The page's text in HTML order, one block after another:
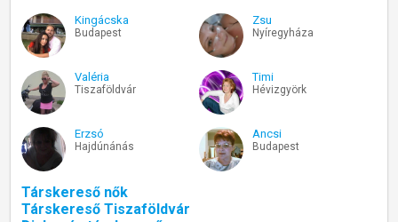
Kingácska
Budapest
Zsu
Nyíregyháza
Valéria
Tiszaföldvár
Timi
Hévizgyörk
Erzsó
Hajdúnánás
Ancsi
Budapest
Társkereső nők
Társkereső Tiszaföldvár